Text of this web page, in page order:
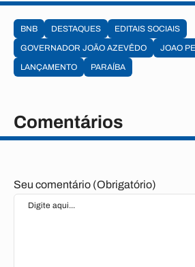
BNB DESTAQUES
EDITAIS SOCIAIS
GOVERNADOR JOÃO AZEVÊDO
JOAO
LANÇAMENTO
PARAÍBA
Comentários
Seu comentário (Obrigatório)